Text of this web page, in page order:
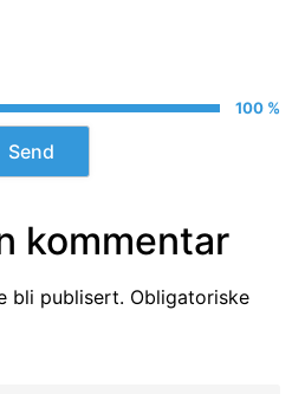
100 %
kommentar
bli publisert. Obligatoriske